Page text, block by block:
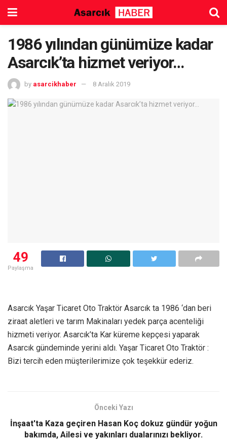
1986 yılından günümüze kadar
Asarcık’ta hizmet veriyor…
by asarcikhaber 8 Aralık 2019
49
Paylaşma
Asarcık Yaşar Ticaret Oto Traktör Asarcık ta 1986 ‘dan beri
ziraat aletleri ve tarım Makinaları yedek parça acenteliği
hizmeti veriyor. Asarcık’ta Kar küreme kepçesi yaparak
Asarcık gündeminde yerini aldı. Yaşar Ticaret Oto Traktör :
Bizi tercih eden müşterilerimize çok teşekkür ederiz.
Önceki Yazı
İnşaat'ta Kaza geçiren Hasan Koç dokuz gündür yoğun
bakımda, Ailesi ve yakınları dualarınızı bekliyor.